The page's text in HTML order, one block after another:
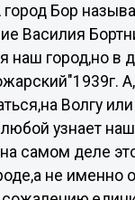
город Бор
Василия
наш город,но в
Волгу
любой узнает
на самом деле
не